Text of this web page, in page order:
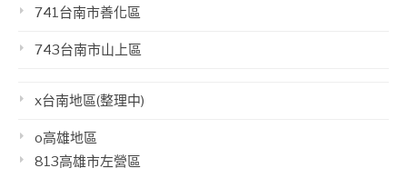
741台南市善化區
743台南市山上區
x台南地區(整理中)
o高雄地區
813高雄市左營區